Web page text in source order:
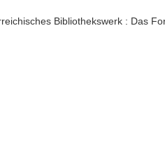
Bibliothekswerk : Das